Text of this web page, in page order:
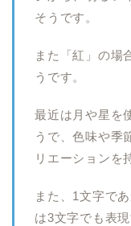
そうです。
また「紅」の場
うです。
最近は月や星を
うで、色味や季
リエーションを
また、1文字で
は3文字でも表